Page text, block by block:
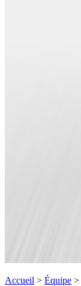
Accueil > Équipe >